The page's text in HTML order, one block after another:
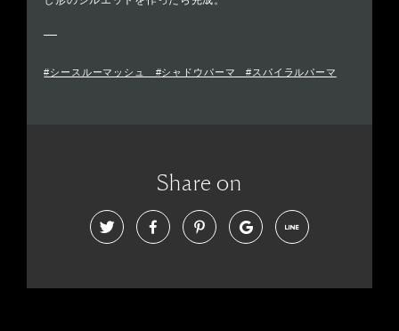
#シースルーマッシュ #シャドウパーマ #スパイラルパーマ
Share on